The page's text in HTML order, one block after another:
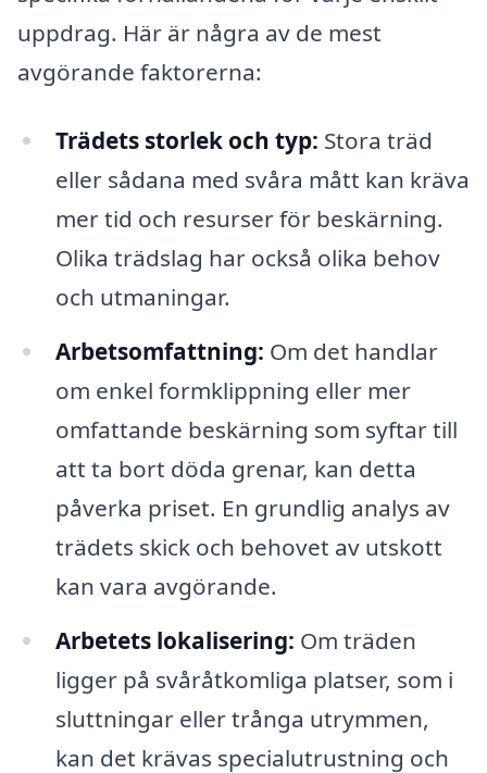
uppdrag. Här är några av de mest
avgörande faktorerna:
Trädets storlek och typ: Stora träd
eller sådana med svåra mått kan kräva
mer tid och resurser för beskärning.
Olika trädslag har också olika behov
och utmaningar.
Arbetsomfattning: Om det handlar
om enkel formklippning eller mer
omfattande beskärning som syftar till
att ta bort döda grenar, kan detta
påverka priset. En grundlig analys av
trädets skick och behovet av utskott
kan vara avgörande.
Arbetets lokalisering: Om träden
ligger på svåråtkomliga platser, som i
sluttningar eller trånga utrymmen,
kan det krävas specialutrustning och